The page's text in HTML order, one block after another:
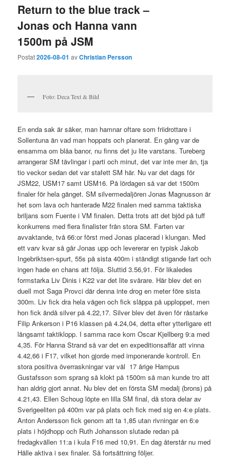
Return to the blue track –
Jonas och Hanna vann
1500m på JSM
Postat2026-08-01 avChristian Persson
Foto: Deca Text & Bild
En enda sak är säker, man hamnar oftare som friidrottare i
Sollentuna än vad man hoppats och planerat. En gång var de
ensamma om blåa banor, nu finns det ju lite varstans. Tureberg
arrangerar SM tävlingar i parti och minut, det var inte mer än, tja
tio veckor sedan det var stafett SM här. Nu var det dags för
JSM22, USM17 samt USM16. På lördagen så var det 1500m
finaler för hela gänget. SM silvermedaljören Jonas Magnusson är
het som lava och hanterade M22 finalen med samma taktiska
briljans som Fuente i VM finalen. Detta trots att det bjöd på tuff
konkurrens med flera finalister från stora SM. Farten var
avvaktande, två 66:or först med Jonas placerad i klungan. Med
ett varv kvar så går Jonas upp och levererar en typisk Jakob
Ingebriktsen-spurt, 55s på sista 400m i ständigt stigande fart och
ingen hade en chans att följa. Sluttid 3.56,91. För likaledes
formstarka Liv Dinis i K22 var det lite svårare. Här blev det en
duell mot Saga Provci där denna inte drog en meter före sista
300m. Liv fick dra hela vägen och fick släppa på upploppet, men
hon fick ändå silver på 4.22,17. Silver blev det även för råstarke
Filip Ankerson i P16 klassen på 4.24,04, detta efter ytterligare ett
långsamt taktiklopp. I samma race kom Oscar Kjellberg 9:a med
4,35. För Hanna Strand så var det en expeditionsaffär att vinna
4.42,66 i F17, vilket hon gjorde med imponerande kontroll. En
stora positiva överraskningar var väl 17 årige Hampus
Gustafsson som sprang så klokt på 1500m så man kunde tro att
han aldrig gjort annat. Nu blev det en första SM medalj (brons) på
4.21,43. Ellen Schoug löpte en lilla SM final, då stora delar av
Sverigeeliten på 400m var på plats och fick med sig en 4:e plats.
Anton Andersson fick genom att ta 1,85 utan rivningar en 6:e
plats i höjdhopp och Ruth Johansson slutade redan på
fredagkvällen 11:a i kula F16 med 10,91. En dag återstår nu med
Hälle aktiva i sex finaler. Så fortsättning följer.